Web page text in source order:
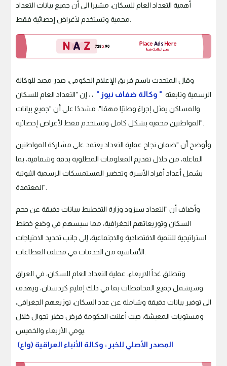
أهمية التعداد العام للسكان، مشيرا الى أن جميع بيانات التعداد
وقال المتحدث باسم فريق الإعلام الحكومي، حيدر مجيد للوكالة
الرسمية وتابعته " وكالة ضفاف نيوز " ، : إن "التعداد العام للسكان
والمساكن يمثل إجراءً وطنيًا مهمًا"، مشددًا على أن "جميع بيانات
المواطنين محمية بشكل كامل وتستخدم فقط لأغراض إحصائية".
وأوضح أن "ضمان نجاح عملية التعداد يعتمد على مشاركة المواطنين
الفاعلة، من خلال تقديم المعلومات المطلوبة بدقة وشفافية، بما
يشمل أعداد أفراد الأسرة وتحضير المستمسكات الرسمية الثبوتية
المعتمدة".
وأضاف أن "التعداد سيزود وزارة التخطيط ببيانات دقيقة عن حجم
السكان وتوزيعاتهم الجغرافية، مما سيسهم في وضع خطط
استراتيجية للتنمية الاقتصادية والاجتماعية، إلى جانب تحديد الاحتياجات
وتنطلق غداً الاربعاء، عملية التعداد العام للسكان، في العراق
وسيشمل جميع المحافظات بما في ذلك إقليم كردستان، ويهدف
الى توفير بيانات دقيقة وشاملة عن عدد السكان، توزيعهم الجغرافي،
ومستويات المعيشة، حيث أعلنت الحكومة فرض حظر تجوال خلال
المصدر الأصلي للخبر : وكالة الأنباء العراقية (واع)